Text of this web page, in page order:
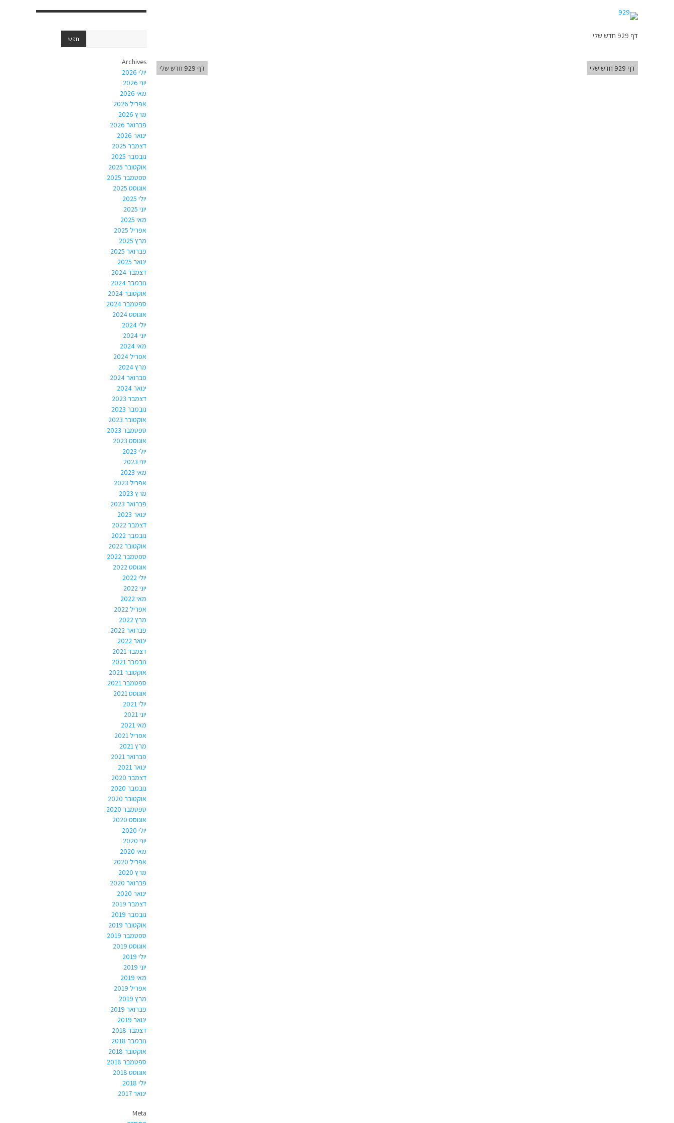
דף 929 חדש שלי
דף 929 חדש שלי דף 929 חדש שלי
Archives
יולי 2026
יוני 2026
מאי 2026
אפריל 2026
מרץ 2026
פברואר 2026
ינואר 2026
דצמבר 2025
נובמבר 2025
אוקטובר 2025
ספטמבר 2025
אוגוסט 2025
יולי 2025
יוני 2025
מאי 2025
אפריל 2025
מרץ 2025
פברואר 2025
ינואר 2025
דצמבר 2024
נובמבר 2024
אוקטובר 2024
ספטמבר 2024
אוגוסט 2024
יולי 2024
יוני 2024
מאי 2024
אפריל 2024
מרץ 2024
פברואר 2024
ינואר 2024
דצמבר 2023
נובמבר 2023
אוקטובר 2023
ספטמבר 2023
אוגוסט 2023
יולי 2023
יוני 2023
מאי 2023
אפריל 2023
מרץ 2023
פברואר 2023
ינואר 2023
דצמבר 2022
נובמבר 2022
אוקטובר 2022
ספטמבר 2022
אוגוסט 2022
יולי 2022
יוני 2022
מאי 2022
אפריל 2022
מרץ 2022
פברואר 2022
ינואר 2022
דצמבר 2021
נובמבר 2021
אוקטובר 2021
ספטמבר 2021
אוגוסט 2021
יולי 2021
יוני 2021
מאי 2021
אפריל 2021
מרץ 2021
פברואר 2021
ינואר 2021
דצמבר 2020
נובמבר 2020
אוקטובר 2020
ספטמבר 2020
אוגוסט 2020
יולי 2020
יוני 2020
מאי 2020
אפריל 2020
מרץ 2020
פברואר 2020
ינואר 2020
דצמבר 2019
נובמבר 2019
אוקטובר 2019
ספטמבר 2019
אוגוסט 2019
יולי 2019
יוני 2019
מאי 2019
אפריל 2019
מרץ 2019
פברואר 2019
ינואר 2019
דצמבר 2018
נובמבר 2018
אוקטובר 2018
ספטמבר 2018
אוגוסט 2018
יולי 2018
ינואר 2017
Meta